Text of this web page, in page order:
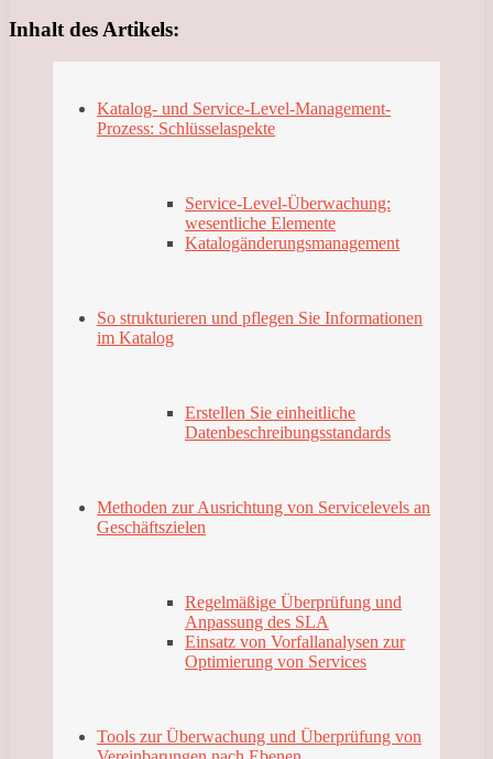
Inhalt des Artikels:
Katalog- und Service-Level-Management-
Prozess: Schlüsselaspekte
Service-Level-Überwachung:
wesentliche Elemente
Katalogänderungsmanagement
So strukturieren und pflegen Sie Informationen
im Katalog
Erstellen Sie einheitliche
Datenbeschreibungsstandards
Methoden zur Ausrichtung von Servicelevels an
Geschäftszielen
Regelmäßige Überprüfung und
Anpassung des SLA
Einsatz von Vorfallanalysen zur
Optimierung von Services
Tools zur Überwachung und Überprüfung von